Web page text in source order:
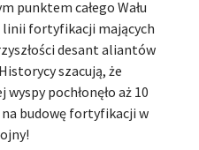
punktem całego Wału
fortyfikacji mających
desant aliantów
szacują, że
pochłonęło aż 10
budowę fortyfikacji w